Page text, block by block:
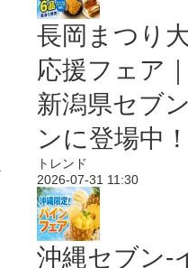
長岡まつり
応援フェア
新潟県セブ
ンに登場中！
トレンド
2026-07-31 11:30
沖縄セブン‐